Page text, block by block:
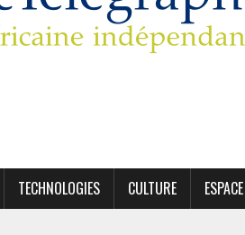
TECHNOLOGIES CULTURE